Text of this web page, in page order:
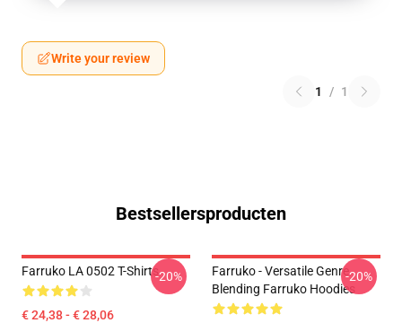
Write your review
1 / 1
Bestsellersproducten
Farruko LA 0502 T-Shirts
€ 24,38 - € 28,06
-20%
Farruko - Versatile Genre
Blending Farruko Hoodies
-20%